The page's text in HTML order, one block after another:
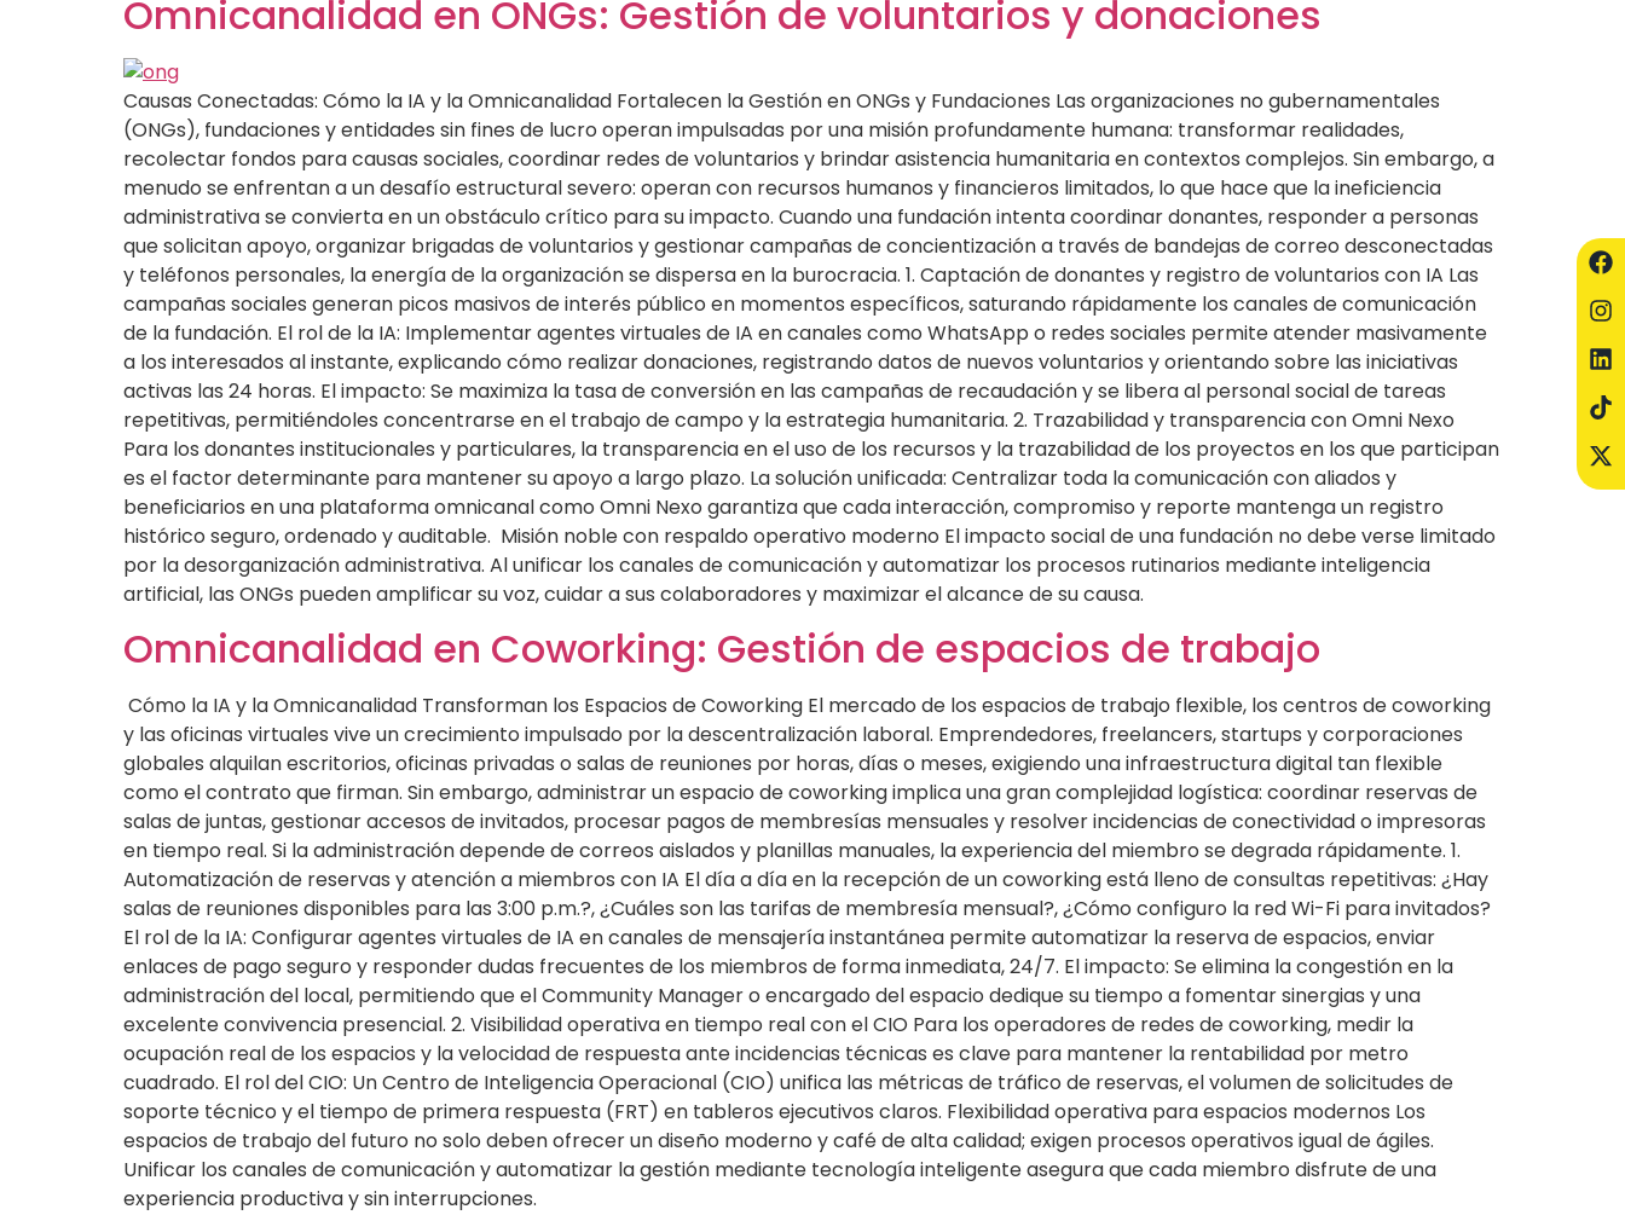
Omnicanalidad en ONGs: Gestión de voluntarios y donaciones
Causas Conectadas: Cómo la IA y la Omnicanalidad Fortalecen la Gestión en ONGs y Fundaciones Las organizaciones no gubernamentales
(ONGs), fundaciones y entidades sin fines de lucro operan impulsadas por una misión profundamente humana: transformar realidades,
recolectar fondos para causas sociales, coordinar redes de voluntarios y brindar asistencia humanitaria en contextos complejos. Sin embargo, a
menudo se enfrentan a un desafío estructural severo: operan con recursos humanos y financieros limitados, lo que hace que la ineficiencia
administrativa se convierta en un obstáculo crítico para su impacto. Cuando una fundación intenta coordinar donantes, responder a personas
que solicitan apoyo, organizar brigadas de voluntarios y gestionar campañas de concientización a través de bandejas de correo desconectadas
y teléfonos personales, la energía de la organización se dispersa en la burocracia. 1. Captación de donantes y registro de voluntarios con IA Las
campañas sociales generan picos masivos de interés público en momentos específicos, saturando rápidamente los canales de comunicación
de la fundación. El rol de la IA: Implementar agentes virtuales de IA en canales como WhatsApp o redes sociales permite atender masivamente
a los interesados al instante, explicando cómo realizar donaciones, registrando datos de nuevos voluntarios y orientando sobre las iniciativas
activas las 24 horas. El impacto: Se maximiza la tasa de conversión en las campañas de recaudación y se libera al personal social de tareas
repetitivas, permitiéndoles concentrarse en el trabajo de campo y la estrategia humanitaria. 2. Trazabilidad y transparencia con Omni Nexo
Para los donantes institucionales y particulares, la transparencia en el uso de los recursos y la trazabilidad de los proyectos en los que participan
es el factor determinante para mantener su apoyo a largo plazo. La solución unificada: Centralizar toda la comunicación con aliados y
beneficiarios en una plataforma omnicanal como Omni Nexo garantiza que cada interacción, compromiso y reporte mantenga un registro
histórico seguro, ordenado y auditable. Misión noble con respaldo operativo moderno El impacto social de una fundación no debe verse limitado
por la desorganización administrativa. Al unificar los canales de comunicación y automatizar los procesos rutinarios mediante inteligencia
artificial, las ONGs pueden amplificar su voz, cuidar a sus colaboradores y maximizar el alcance de su causa.
Omnicanalidad en Coworking: Gestión de espacios de trabajo
Cómo la IA y la Omnicanalidad Transforman los Espacios de Coworking El mercado de los espacios de trabajo flexible, los centros de coworking
y las oficinas virtuales vive un crecimiento impulsado por la descentralización laboral. Emprendedores, freelancers, startups y corporaciones
globales alquilan escritorios, oficinas privadas o salas de reuniones por horas, días o meses, exigiendo una infraestructura digital tan flexible
como el contrato que firman. Sin embargo, administrar un espacio de coworking implica una gran complejidad logística: coordinar reservas de
salas de juntas, gestionar accesos de invitados, procesar pagos de membresías mensuales y resolver incidencias de conectividad o impresoras
en tiempo real. Si la administración depende de correos aislados y planillas manuales, la experiencia del miembro se degrada rápidamente. 1.
Automatización de reservas y atención a miembros con IA El día a día en la recepción de un coworking está lleno de consultas repetitivas: ¿Hay
salas de reuniones disponibles para las 3:00 p.m.?, ¿Cuáles son las tarifas de membresía mensual?, ¿Cómo configuro la red Wi-Fi para invitados?
El rol de la IA: Configurar agentes virtuales de IA en canales de mensajería instantánea permite automatizar la reserva de espacios, enviar
enlaces de pago seguro y responder dudas frecuentes de los miembros de forma inmediata, 24/7. El impacto: Se elimina la congestión en la
administración del local, permitiendo que el Community Manager o encargado del espacio dedique su tiempo a fomentar sinergias y una
excelente convivencia presencial. 2. Visibilidad operativa en tiempo real con el CIO Para los operadores de redes de coworking, medir la
ocupación real de los espacios y la velocidad de respuesta ante incidencias técnicas es clave para mantener la rentabilidad por metro
cuadrado. El rol del CIO: Un Centro de Inteligencia Operacional (CIO) unifica las métricas de tráfico de reservas, el volumen de solicitudes de
soporte técnico y el tiempo de primera respuesta (FRT) en tableros ejecutivos claros. Flexibilidad operativa para espacios modernos Los
espacios de trabajo del futuro no solo deben ofrecer un diseño moderno y café de alta calidad; exigen procesos operativos igual de ágiles.
Unificar los canales de comunicación y automatizar la gestión mediante tecnología inteligente asegura que cada miembro disfrute de una
experiencia productiva y sin interrupciones.